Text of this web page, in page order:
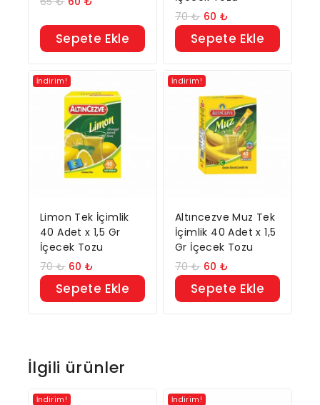
Sepete Ekle
70₺ 60₺
Sepete Ekle
İndirim!
Limon Tek İçimlik
40 Adet x 1,5 Gr
İçecek Tozu
70₺ 60₺
Sepete Ekle
İndirim!
Altıncezve Muz Tek
İçimlik 40 Adet x 1,5
Gr İçecek Tozu
70₺ 60₺
Sepete Ekle
İlgili ürünler
İndirim! İndirim!